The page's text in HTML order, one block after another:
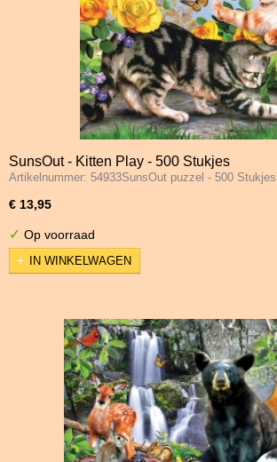
SunsOut - Kitten Play - 500 Stukjes
Artikelnummer: 54933SunsOut puzzel - 500
€ 13,95
✓ Op voorraad
IN WINKELWAGEN